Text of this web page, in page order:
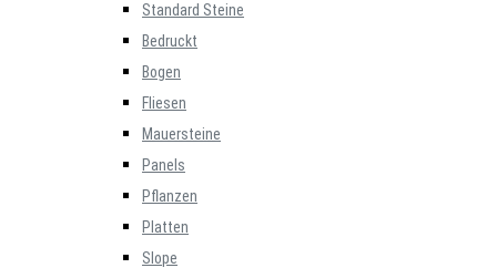
Standard Steine
Bedruckt
Bogen
Fliesen
Mauersteine
Panels
Pflanzen
Platten
Slope